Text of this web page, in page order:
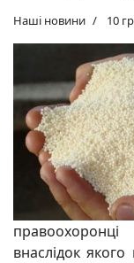
Наші новини 10
правоохоронці
внаслідок